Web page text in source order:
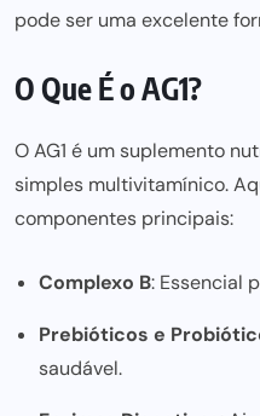
pode ser uma excelente
O Que É o AG1?
O AG1 é um suplemento
simples multivitamínico.
componentes principais:
Complexo B: Essencial
Prebióticos e Probióti
saudável.